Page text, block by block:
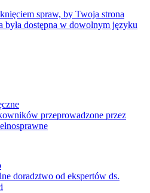
spraw, by Twoja strona
była dostępna w dowolnym języku
przeprowadzone przez
doradztwo od ekspertów ds.